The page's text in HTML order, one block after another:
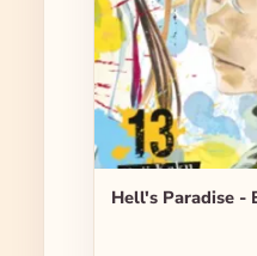
Hell's Paradise -